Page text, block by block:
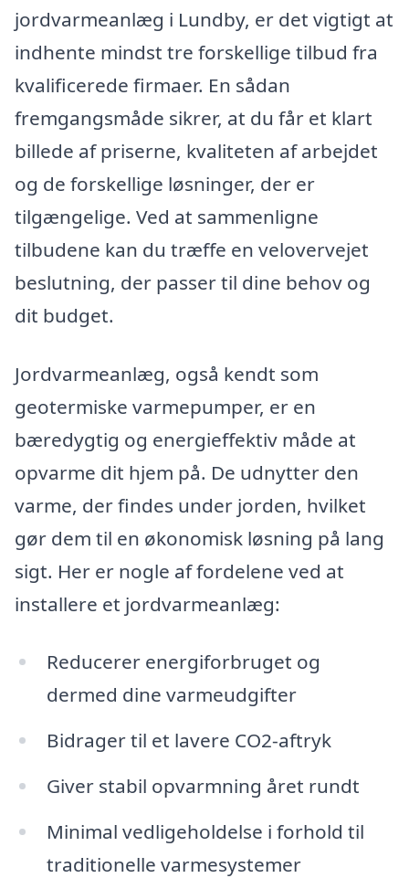
jordvarmeanlæg i Lundby, er det vigtigt at
indhente mindst tre forskellige tilbud fra
kvalificerede firmaer. En sådan
fremgangsmåde sikrer, at du får et klart
billede af priserne, kvaliteten af arbejdet
og de forskellige løsninger, der er
tilgængelige. Ved at sammenligne
tilbudene kan du træffe en velovervejet
beslutning, der passer til dine behov og
dit budget.
Jordvarmeanlæg, også kendt som
geotermiske varmepumper, er en
bæredygtig og energieffektiv måde at
opvarme dit hjem på. De udnytter den
varme, der findes under jorden, hvilket
gør dem til en økonomisk løsning på lang
sigt. Her er nogle af fordelene ved at
installere et jordvarmeanlæg:
Reducerer energiforbruget og
dermed dine varmeudgifter
Bidrager til et lavere CO2-aftryk
Giver stabil opvarmning året rundt
Minimal vedligeholdelse i forhold til
traditionelle varmesystemer